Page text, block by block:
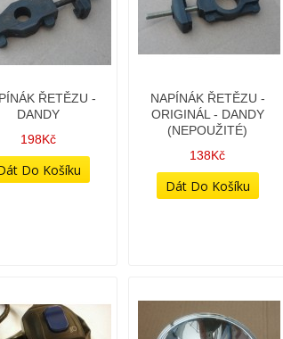
ŘETĚZU -
DANDY
198Kč
NAPÍNÁK ŘETĚZU -
ORIGINÁL - DANDY
(NEPOUŽITÉ)
138Kč